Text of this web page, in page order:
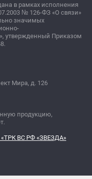
в рамках исполнения
№ 126-ФЗ «О связи»
значимых
утвержденный Приказом
Мира, д. 126
продукцию,
«ТРК ВС РФ «ЗВЕЗДА»